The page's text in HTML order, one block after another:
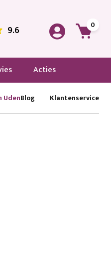
9.6 0
Acties
UdenBlog Klantenservice